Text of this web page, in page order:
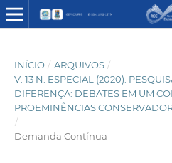
INÍCIO / ARQUIVOS /
V. 13 N. ESPECIAL (2020):
DIFERENÇA: DEBATES EM UM
PROEMINÊNCIAS
/
Demanda Contínua